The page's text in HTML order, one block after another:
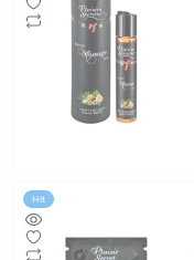
Hit